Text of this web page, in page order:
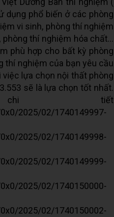
dụng phổ biến ở các phòng
vi sinh, phòng thí nghiệm
thí nghiệm hóa chất…
phù hợp cho bất kỳ phòng
thí nghiệm của bạn yêu cầu
lựa chọn nội thất phòng
sẽ là lựa chọn tốt nhất.
tiết
2025/02/1740149997-
2025/02/1740149998-
2025/02/1740149999-
2025/02/1740150000-
2025/02/1740150002-